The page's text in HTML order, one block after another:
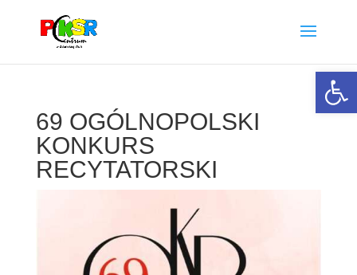
69 OGÓLNOPOLSKI
KONKURS
RECYTATORSKI